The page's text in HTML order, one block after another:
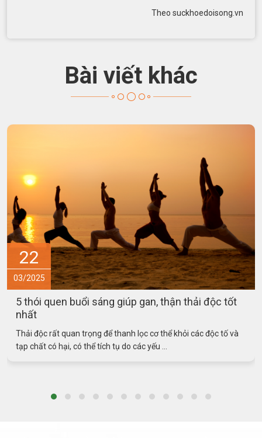
Theo suckhoedoisong.vn
Bài viết khác
thận thải độc tốt
thể khỏi các độc tố và
...
15
03/2025
Món ăn – bài thuốc hỗ trợ
Tăng cường miễn dịch cho trẻ là rất
ngừa và điều trị bệnh sởi. Dưới đây là